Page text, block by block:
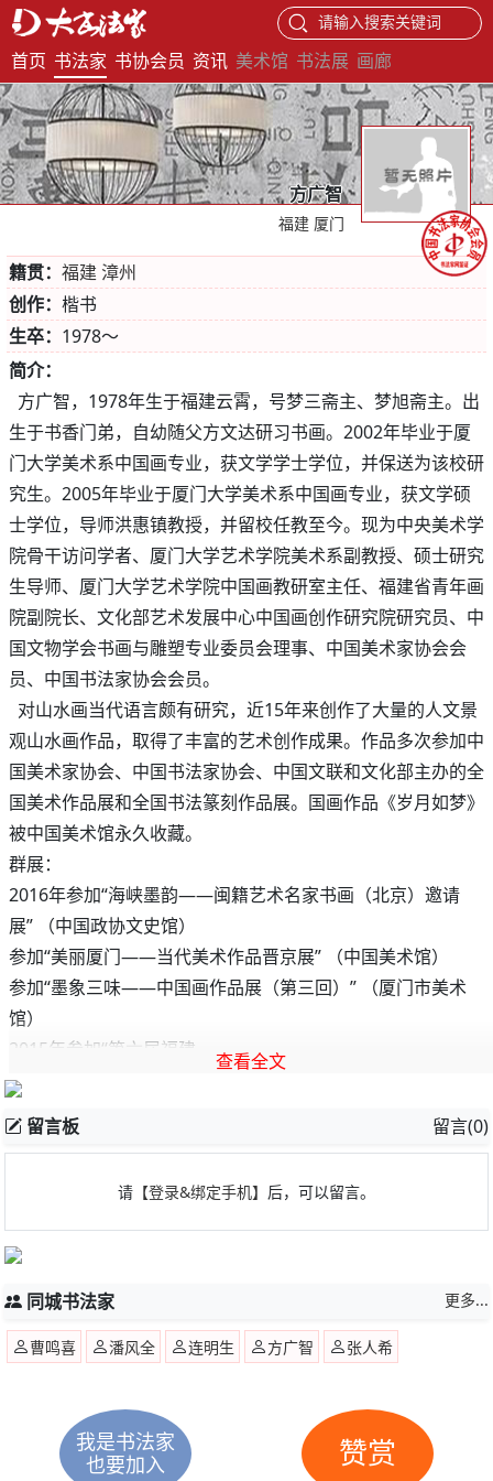
请输入搜索关键词
首页 书法家 书协会员 资讯 美术馆 书法展 画廊
方广智
福建 厦门
籍贯： 福建 漳州
创作： 楷书
生卒： 1978～
简介：
方广智，1978年生于福建云霄，号梦三斋主、梦旭斋主。出
生于书香门弟，自幼随父方文达研习书画。2002年毕业于厦
门大学美术系中国画专业，获文学学士学位，并保送为该校研
究生。2005年毕业于厦门大学美术系中国画专业，获文学硕
士学位，导师洪惠镇教授，并留校任教至今。现为中央美术学
院骨干访问学者、厦门大学艺术学院美术系副教授、硕士研究
生导师、厦门大学艺术学院中国画教研室主任、福建省青年画
院副院长、文化部艺术发展中心中国画创作研究院研究员、中
国文物学会书画与雕塑专业委员会理事、中国美术家协会会
员、中国书法家协会会员。
对山水画当代语言颇有研究，近15年来创作了大量的人文景
观山水画作品，取得了丰富的艺术创作成果。作品多次参加中
国美术家协会、中国书法家协会、中国文联和文化部主办的全
国美术作品展和全国书法篆刻作品展。国画作品《岁月如梦》
被中国美术馆永久收藏。
群展：
2016年参加“海峡墨韵——闽籍艺术名家书画（北京）邀请
展” （中国政协文史馆）
参加“美丽厦门——当代美术作品晋京展” （中国美术馆）
参加“墨象三味——中国画作品展（第三回）” （厦门市美术
馆）
2015年参加“第六届福建
查看全文
留言板 留言(0)
请 【登录&绑定手机】 后，可以留言。
同城书法家 更多...
曹鸣喜 潘风全 连明生 方广智 张人希
我是书法家
也要加入
赞赏